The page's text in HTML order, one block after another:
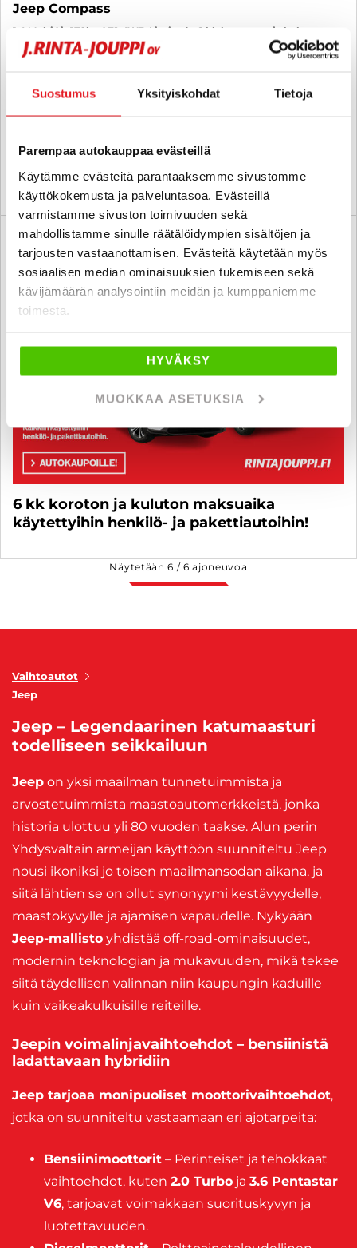
Suostumus Yksityiskohdat Tietoja
Parempaa autokauppaa evästeillä
Käytämme evästeitä parantaaksemme sivustomme
käyttökokemusta ja palveluntasoa. Evästeillä
varmistamme sivuston toimivuuden sekä
mahdollistamme sinulle räätälöidympien sisältöjen ja
tarjousten vastaanottamisen. Evästeitä käytetään myös
sosiaalisen median ominaisuuksien tukemiseen sekä
kävijämäärän analysointiin meidän ja kumppaniemme
toimesta.
HYVÄKSY
MUOKKAA ASETUKSIA
Jeep Compass
1,4 MultiAir 170hv AT9 4WD Limited - 6 kk korotonta ja kulutonta
maksuaikaa! - Suomi-auto, 1.om, Jakohihna vaihdettu 2/2026,
Vetokoukku, Peruutuskamera - J. autoturva
13 790 €
6 kk koroton ja kuluton maksuaika
käytettyihin henkilö- ja pakettiautoihin!
Näytetään6 /6 ajoneuvoa
Vaihtoautot
Jeep
Jeep – Legendaarinen katumaasturi
todelliseen seikkailuun
Jeep on yksi maailman tunnetuimmista ja
arvostetuimmista maastoautomerkkeistä, jonka
historia ulottuu yli 80 vuoden taakse. Alun perin
Yhdysvaltain armeijan käyttöön suunniteltu Jeep
nousi ikoniksi jo toisen maailmansodan aikana, ja
siitä lähtien se on ollut synonyymi kestävyydelle,
maastokyvylle ja ajamisen vapaudelle. Nykyään
Jeep-mallisto yhdistää off-road-ominaisuudet,
modernin teknologian ja mukavuuden, mikä tekee
siitä täydellisen valinnan niin kaupungin kaduille
kuin vaikeakulkuisille reiteille.
Jeepin voimalinjavaihtoehdot – bensiinistä
ladattavaan hybridiin
Jeep tarjoaa monipuoliset moottorivaihtoehdot,
jotka on suunniteltu vastaamaan eri ajotarpeita:
Bensiinimoottorit – Perinteiset ja tehokkaat
vaihtoehdot, kuten 2.0 Turbo ja 3.6 Pentastar
V6, tarjoavat voimakkaan suorituskyvyn ja
luotettavuuden.